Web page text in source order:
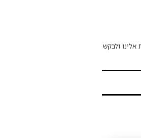
אלינו ולבקש